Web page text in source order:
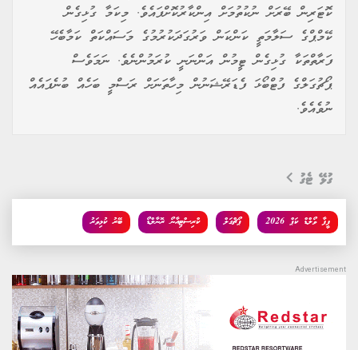
ކޮޓަރިން ބޭރަށް ނުކުތުމަށް އިންކާރުކޮށްފައެވެ. މިކަމާ ގުޅިގެން
ކޭމްޕްގެ ސަލާމަތީ ކަންކަން ވަރުގަދަކުރުމުގެ މަސައްކަތް ކަމާބެހޭ
ފަރާތްތަކާ ގުޅިގެން ޓީމުން އަންނަނީ ކުރަމުންނެވެ. ނަމަވެސް
ޕޯޗުގަލްގެ ފުޓްބޯޅަ ފެޑަރޭޝަނުން މިހާތަނަށް ރަސްމީ ބަހެއް ބުނެފައެއް
ނުވެއެވެ.
ގުޅޭ ޓެގު
ބޭރު ކުޅިވަރު ކްރިސްޓިއާނޯ ރޮނާލްޑޯ ޕޯޗްގަލް ފީފާ ވޯލްޑް ކަޕް 2026